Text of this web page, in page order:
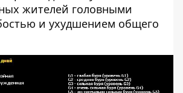
жителей головными
и ухудшением общего